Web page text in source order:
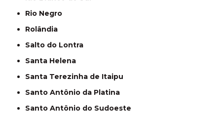
Rio Negro
Rolândia
Salto do Lontra
Santa Helena
Santa Terezinha de Itaipu
Santo Antônio da Platina
Santo Antônio do Sudoeste